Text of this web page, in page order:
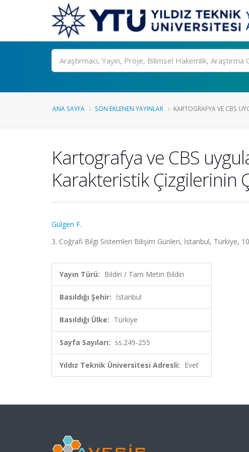
Ara
ANA SAYFA SON EKLENEN YAYINLAR KARTOGRAFYA VE CBS
Kartografya ve CBS
Karakteristik Çizgilerinin
Gülgen F.
3. Coğrafi Bilgi Sistemleri Bilişim Günleri, İstanbul, Türkiye,
Yayın Türü: Bildiri / Tam Metin Bildiri
Basıldığı Şehir: İstanbul
Basıldığı Ülke: Türkiye
Sayfa Sayıları: ss.249-255
Yıldız Teknik Üniversitesi Adresli: Evet